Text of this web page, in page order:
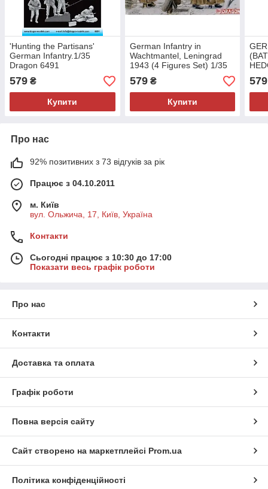
'Hunting the Partisans'
German Infantry.1/35
Dragon 6491
579 ₴
Купити
German Infantry in
Wachtmantel, Leningrad
1943 (4 Figures Set) 1/35
Dragon 6518
579₴
Купити
579
Про нас
92% позитивних з 73 відгуків за рік
Працює з 04.10.2011
м. Київ
вул. Ольжича, 17, Київ, Україна
Контакти
Сьогодні працює з 10:30 до 17:00
Показати весь графік роботи
Про нас
Контакти
Доставка та оплата
Графік роботи
Повна версія сайту
Сайт створено на маркетплейсі Prom.ua
Політика конфіденційності